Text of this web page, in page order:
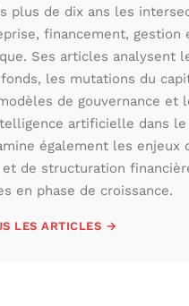
plus de dix ans les
financement, gestion
Ses articles analysent
les mutations du
de gouvernance et
artificielle dans
également les enjeux
de structuration
en phase de croissance.
LES ARTICLES →